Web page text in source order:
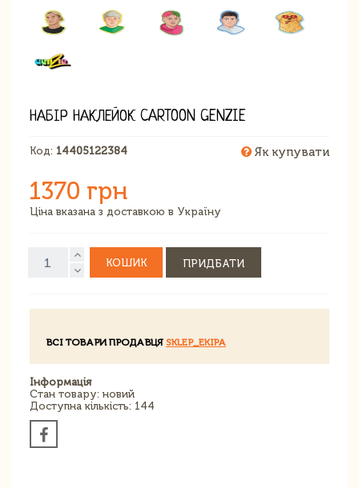
НАБІР НАКЛЕЙОК CARTOON GENZIE
Код: 14405122384 Як купувати
1370 грн
Ціна вказана з доставкою в Україну
КОШИК ПРИДБАТИ
ВСІ ТОВАРИ ПРОДАВЦЯ SKLEP_EKIPA
Інформація
Стан товару: новий
Доступна кількість: 144